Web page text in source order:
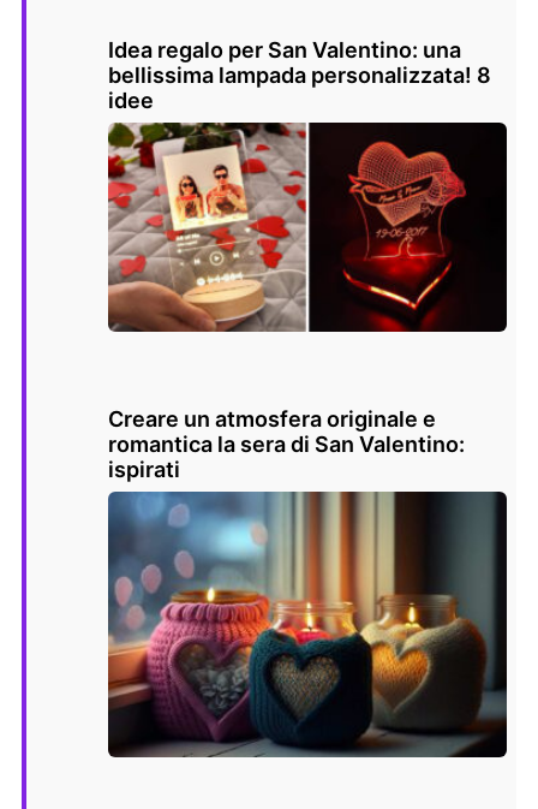
Idea regalo per San Valentino: una
bellissima lampada personalizzata! 8
idee
Creare un atmosfera originale e
romantica la sera di San Valentino:
ispirati